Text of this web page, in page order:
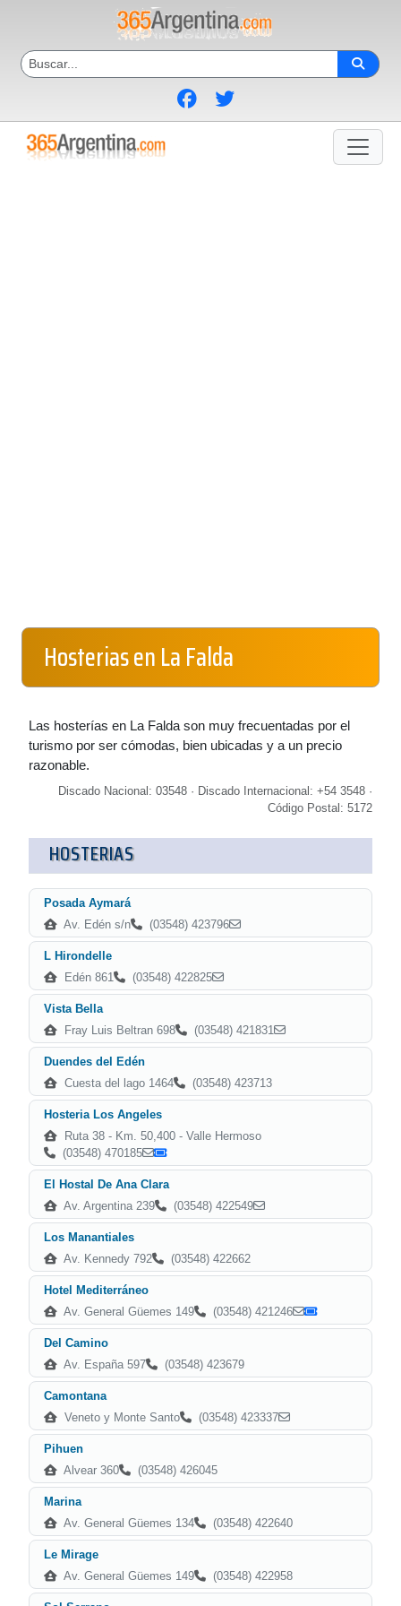
Hosterias en La Falda
Las hosterías en La Falda son muy frecuentadas por el
turismo por ser cómodas, bien ubicadas y a un precio
razonable.
Discado Nacional: 03548 · Discado Internacional: +54 3548 ·
Código Postal: 5172
HOSTERIAS
Posada Aymará
Av. Edén s/n
(03548) 423796
L Hirondelle
Edén 861
(03548) 422825
Vista Bella
Fray Luis Beltran 698
(03548) 421831
Duendes del Edén
Cuesta del lago 1464
(03548) 423713
Hosteria Los Angeles
Ruta 38 - Km. 50,400 - Valle Hermoso
(03548) 470185
El Hostal De Ana Clara
Av. Argentina 239
(03548) 422549
Los Manantiales
Av. Kennedy 792
(03548) 422662
Hotel Mediterráneo
Av. General Güemes 149
(03548) 421246
Del Camino
Av. España 597
(03548) 423679
Camontana
Veneto y Monte Santo
(03548) 423337
Pihuen
Alvear 360
(03548) 426045
Marina
Av. General Güemes 134
(03548) 422640
Le Mirage
Av. General Güemes 149
(03548) 422958